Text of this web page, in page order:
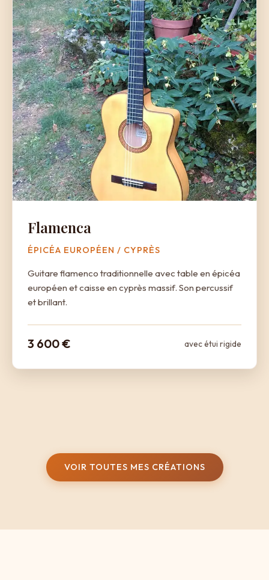
Flamenca
ÉPICÉA EUROPÉEN / CYPRÈS
Guitare flamenco traditionnelle avec table en épicéa
européen et caisse en cyprès massif. Son percussif
et brillant.
3 600 € avec étui rigide
VOIR TOUTES MES CRÉATIONS